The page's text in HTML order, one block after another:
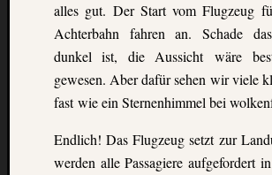
alles gut. Der Start vom Flugzeug
Achterbahn fahren an. Schade
dunkel ist, die Aussicht wäre
gewesen. Aber dafür sehen wir viele
fast wie ein Sternenhimmel bei
Endlich! Das Flugzeug setzt zur
werden alle Passagiere aufgefordert